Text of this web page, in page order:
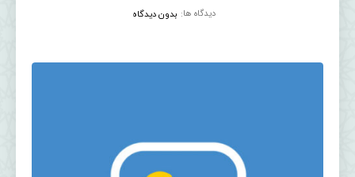
دیدگاه ها: بدون دیدگاه